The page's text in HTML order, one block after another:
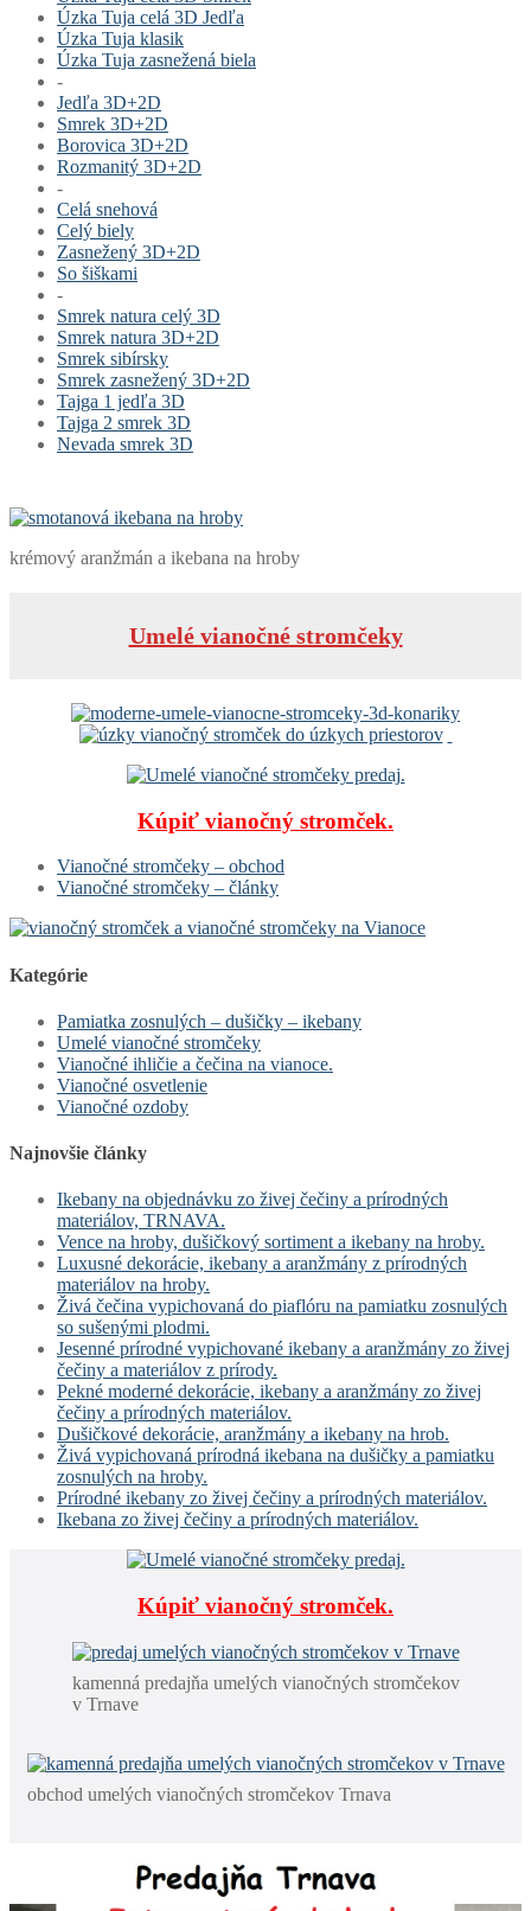
Úzka Tuja celá 3D Jedľa
Úzka Tuja klasik
Úzka Tuja zasnežená biela
-
Jedľa 3D+2D
Smrek 3D+2D
Borovica 3D+2D
Rozmanitý 3D+2D
-
Celá snehová
Celý biely
Zasnežený 3D+2D
So šiškami
-
Smrek natura celý 3D
Smrek natura 3D+2D
Smrek sibírsky
Smrek zasnežený 3D+2D
Tajga 1 jedľa 3D
Tajga 2 smrek 3D
Nevada smrek 3D
krémový aranžmán a ikebana na hroby
Umelé vianočné stromčeky
Kúpiť vianočný stromček.
Vianočné stromčeky – obchod
Vianočné stromčeky – články
Kategórie
Pamiatka zosnulých – dušičky – ikebany
Umelé vianočné stromčeky
Vianočné ihličie a čečina na vianoce.
Vianočné osvetlenie
Vianočné ozdoby
Najnovšie články
Ikebany na objednávku zo živej čečiny a prírodných
materiálov, TRNAVA.
Vence na hroby, dušičkový sortiment a ikebany na hroby.
Luxusné dekorácie, ikebany a aranžmány z prírodných
materiálov na hroby.
Živá čečina vypichovaná do piaflóru na pamiatku zosnulých
so sušenými plodmi.
Jesenné prírodné vypichované ikebany a aranžmány zo živej
čečiny a materiálov z prírody.
Pekné moderné dekorácie, ikebany a aranžmány zo živej
čečiny a prírodných materiálov.
Dušičkové dekorácie, aranžmány a ikebany na hrob.
Živá vypichovaná prírodná ikebana na dušičky a pamiatku
zosnulých na hroby.
Prírodné ikebany zo živej čečiny a prírodných materiálov.
Ikebana zo živej čečiny a prírodných materiálov.
Kúpiť vianočný stromček.
kamenná predajňa umelých vianočných stromčekov
v Trnave
obchod umelých vianočných stromčekov Trnava